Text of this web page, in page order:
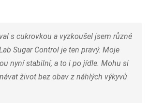
s cukrovkou a vyzkoušel jsem různé
Sugar Control je ten pravý. Moje
nyní stabilní, a to i po jídle. Mohu si
život bez obav z náhlých výkyvů